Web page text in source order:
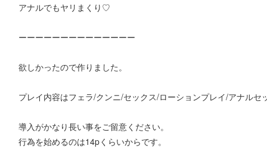
アナルでもヤリまくり♡
ーーーーーーーーーーーーーー
欲しかったので作りました。
プレイ内容はフェラ/クンニ/セックス/ローションプレイ/アナルセ
導入がかなり長い事をご留意ください。
行為を始めるのは14pくらいからです。